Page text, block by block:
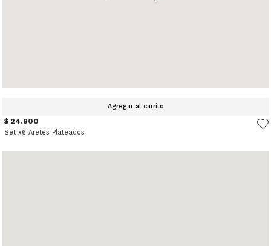
Agregar al carrito
$ 24.900
Set x6 Aretes Plateados